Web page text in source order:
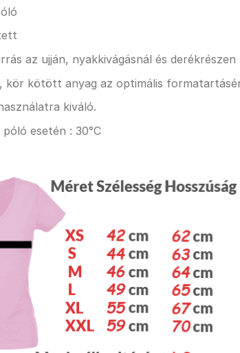
az ujján, nyakkivágásnál és derékrészen
kör kötött anyag az optimális
kiváló.
esetén : 30°C